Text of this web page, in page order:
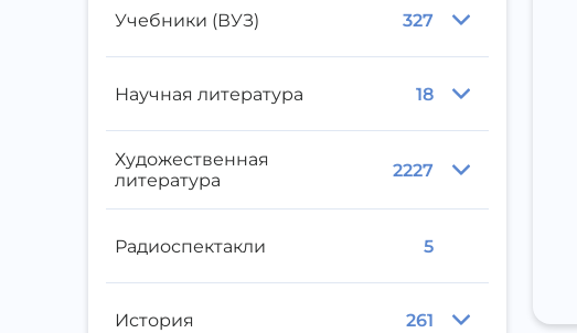
Учебники (ВУЗ) 327
Научная литература 18
Художественная
литература
2227
Радиоспектакли 5
История 261